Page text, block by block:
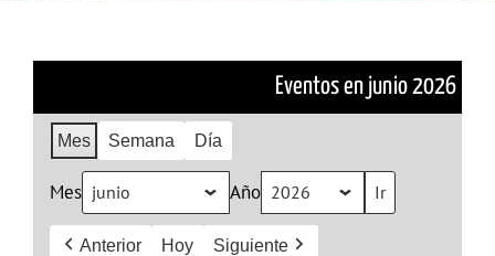
Eventos en junio 2026
Mes Semana Día
Mes Año
Anterior Hoy Siguiente